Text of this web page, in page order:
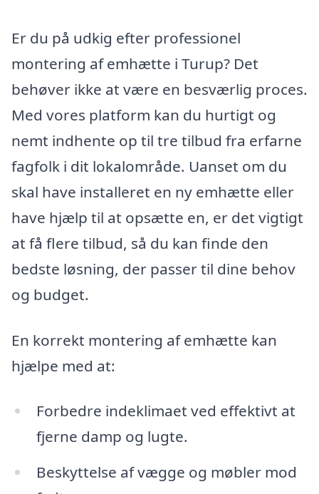
Er du på udkig efter professionel
montering af emhætte i Turup? Det
behøver ikke at være en besværlig proces.
Med vores platform kan du hurtigt og
nemt indhente op til tre tilbud fra erfarne
fagfolk i dit lokalområde. Uanset om du
skal have installeret en ny emhætte eller
have hjælp til at opsætte en, er det vigtigt
at få flere tilbud, så du kan finde den
bedste løsning, der passer til dine behov
og budget.
En korrekt montering af emhætte kan
hjælpe med at:
Forbedre indeklimaet ved effektivt at
fjerne damp og lugte.
Beskyttelse af vægge og møbler mod